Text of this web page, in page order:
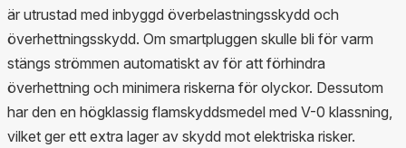
är utrustad med inbyggd överbelastningsskydd och
överhettningsskydd. Om smartpluggen skulle bli för varm
stängs strömmen automatiskt av för att förhindra
överhettning och minimera riskerna för olyckor. Dessutom
har den en högklassig flamskyddsmedel med V-0 klassning,
vilket ger ett extra lager av skydd mot elektriska risker.